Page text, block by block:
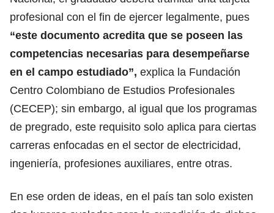
profesional con el fin de ejercer legalmente, pues
“este documento acredita que se poseen las
competencias necesarias para desempeñarse
en el campo estudiado”, explica la Fundación
Centro Colombiano de Estudios Profesionales
(CECEP); sin embargo, al igual que los programas
de pregrado, este requisito solo aplica para ciertas
carreras enfocadas en el sector de electricidad,
ingeniería, profesiones auxiliares, entre otras.
En ese orden de ideas, en el país tan solo existen